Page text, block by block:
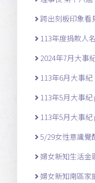
跨出刻板印象看
113年度捐款人
2024年7月大事
113年6月大事紀
113年5月大事紀
113年5月大事紀
5/29女性意識覺
婦女新知生活金
婦女新知南區家